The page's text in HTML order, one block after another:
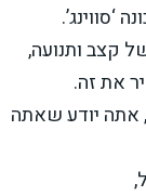
קצב ותנועה,
את זה.
אתה יודע שאתה